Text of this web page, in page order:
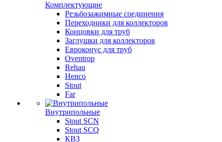
Комплектующие
Резьбозажимные соединения
Переходники для коллекторов
Концовки для труб
Заглушки для коллекторов
Евроконус для труб
Oventrop
Rehau
Henco
Stout
Far
Внутрипольные
Stout SCN
Stout SCQ
КВЗ